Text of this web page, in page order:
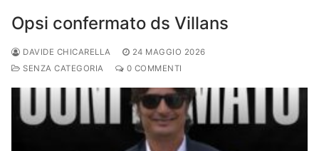
Opsi confermato ds Villans
DAVIDE CHICARELLA
24 MAGGIO 2026
SENZA CATEGORIA
0 COMMENTI